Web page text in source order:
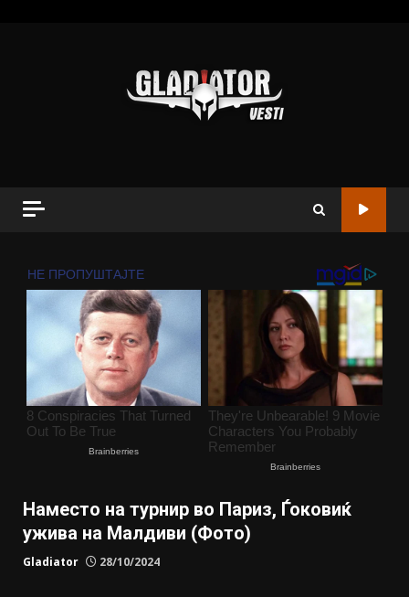
Наместо на турнир во Париз, Ѓоковиќ
ужива на Малдиви (Фото)
Gladiator 28/10/2024